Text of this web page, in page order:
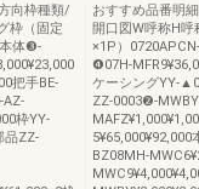
向枠種類/
枠（固定
体❸-
把手BE-
AZ-
枠YY-
品ZZ-
おすすめ品番明
開口図W呼称H
×1P）
❹07H-
ケーシングYY-
ZZ-0003❷-
BZ08MH-